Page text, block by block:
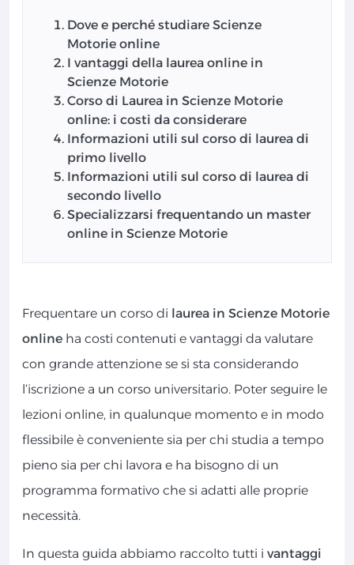
Dove e perché studiare Scienze
Motorie online
I vantaggi della laurea online in
Scienze Motorie
Corso di Laurea in Scienze Motorie
online: i costi da considerare
Informazioni utili sul corso di laurea di
primo livello
Informazioni utili sul corso di laurea di
secondo livello
Specializzarsi frequentando un master
online in Scienze Motorie
Frequentare un corso di laurea in Scienze Motorie
online ha costi contenuti e vantaggi da valutare
con grande attenzione se si sta considerando
l’iscrizione a un corso universitario. Poter seguire le
lezioni online, in qualunque momento e in modo
flessibile è conveniente sia per chi studia a tempo
pieno sia per chi lavora e ha bisogno di un
programma formativo che si adatti alle proprie
necessità.
In questa guida abbiamo raccolto tutti i vantaggi